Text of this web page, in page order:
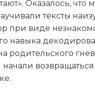
Оказалось, что
тексты
при виде
навыка
родительского
возвращаться